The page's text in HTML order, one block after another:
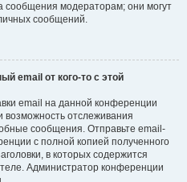
сообщения модераторам; они могут
сообщений.
email от кого-то с этой
email на данной конференции
отслеживания
сообщения. Отправьте email-
с полной копией полученного
в которых содержится
Администратор конференции